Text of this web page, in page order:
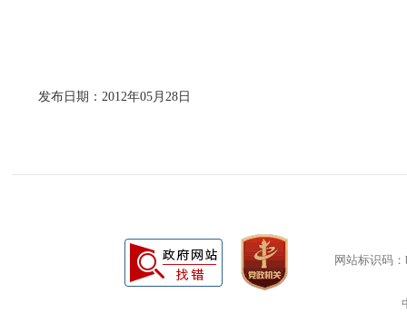
发布日期：2012年05月28日
网站标识码